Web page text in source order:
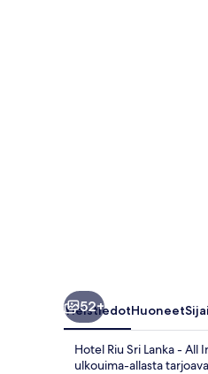
52+
YleistiedotHuoneet
Hotel Riu Sri Lanka -
ulkouima-allasta